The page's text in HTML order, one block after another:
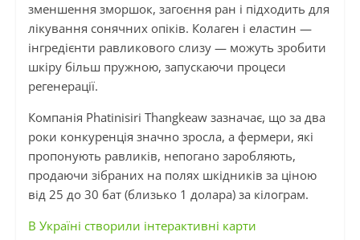
зменшення зморшок, загоєння ран і підходить для
лікування сонячних опіків. Колаген і еластин —
інгредієнти равликового слизу — можуть зробити
шкіру більш пружною, запускаючи процеси
регенерації.
Компанія Phatinisiri Thangkeaw зазначає, що за два
роки конкуренція значно зросла, а фермери, які
пропонують равликів, непогано заробляють,
продаючи зібраних на полях шкідників за ціною
від 25 до 30 бат (близько 1 долара) за кілограм.
В Україні створили інтерактивні карти